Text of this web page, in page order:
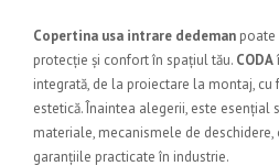
Copertina usa intrare dedeman poate
protecție și confort în spațiul tău. CODA
integrată, de la proiectare la montaj,
estetică. Înaintea alegerii, este esențial
materiale, mecanismele de
garanțiile practicate în industrie.